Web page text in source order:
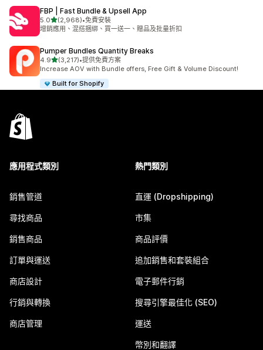
FBP | Fast Bundle & Upsell App
5.0滿分 5 顆星
(2,968)
共有 2968 則評價
•免費安裝
增銷應用、混搭捆綁、買一送一、贈品及批量折扣
Pumper Bundles Quantity Breaks
4.9滿分 5 顆星
(3,217)
共有 3217 則評價
•提供免費方案
Increase AOV with Bundle offers, Free Gift & Volume Discount!
Built for Shopify
應用程式類別
銷售管道
尋找商品
銷售商品
訂單與運送
商店設計
行銷與轉換
商店管理
熱門類別
直運 (Dropshipping)
市集
商品評價
追加銷售和套裝組合
電子郵件行銷
搜尋引擎最佳化 (SEO)
運送
幣別和翻譯